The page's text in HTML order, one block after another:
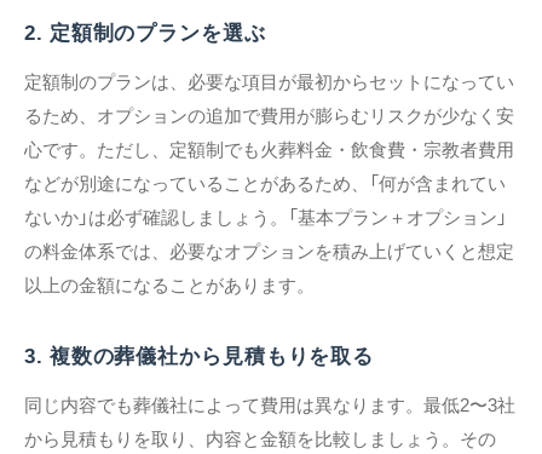
2. 定額制のプランを選ぶ
定額制のプランは、必要な項目が最初からセットになってい
るため、オプションの追加で費用が膨らむリスクが少なく安
心です。ただし、定額制でも火葬料金・飲食費・宗教者費用
などが別途になっていることがあるため、「何が含まれてい
ないか」は必ず確認しましょう。「基本プラン＋オプション」
の料金体系では、必要なオプションを積み上げていくと想定
以上の金額になることがあります。
3. 複数の葬儀社から見積もりを取る
同じ内容でも葬儀社によって費用は異なります。最低2〜3社
から見積もりを取り、内容と金額を比較しましょう。その